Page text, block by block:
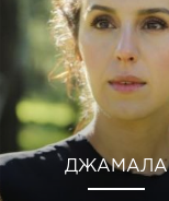
ДЖАМАЛА